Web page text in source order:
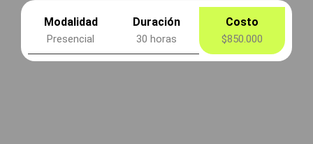
Modalidad
Presencial
Duración
30 horas
Costo
$850.000